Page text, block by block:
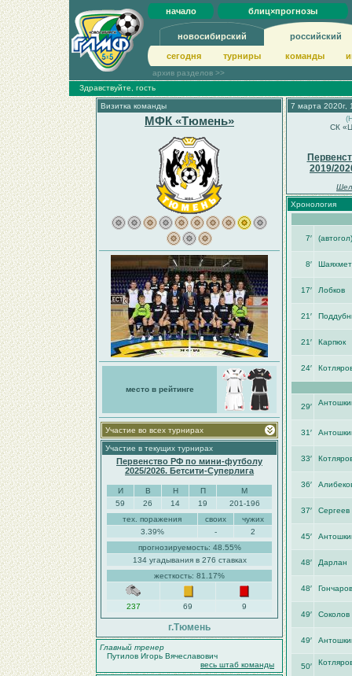
начало блиц×прогнозы
новосибирский российский
сегодня турниры команды
архив разделов >>
Здравствуйте, гость
Визитка команды
МФК «Тюмень»
место в рейтинге
Участие во всех турнирах
Участие в текущих турнирах
Первенство РФ по мини-футболу
2025/2026. Бетсити-Суперлига
И В Н П
М
59
26 14 19
201-196
тех. поражения
своих
чужих
3.39%
-
2
прогнозируемость: 48.55%
134 угадывания в 276 ставках
жесткость: 81.17%
237 69 9
г.Тюмень
Главный тренер
Путилов Игорь Вячеславович
весь штаб команды
7 марта 2020г,
СК
2019/
Хронология
7′ (автогол)
8′
17′ Лобков
21′
21′ Карпюк
24′
29′
31′
33′
36′
37′ Сергеев
45′
48′ Дарлан
48′
49′ Соколов
49′
50′